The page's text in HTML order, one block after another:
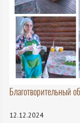
Благотворительный
12.12.2024